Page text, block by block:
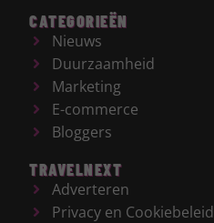
CATEGORIEËN
Nieuws
Duurzaamheid
Marketing
E-commerce
Bloggers
TRAVELNEXT
Adverteren
Privacy en Cookiebeleid